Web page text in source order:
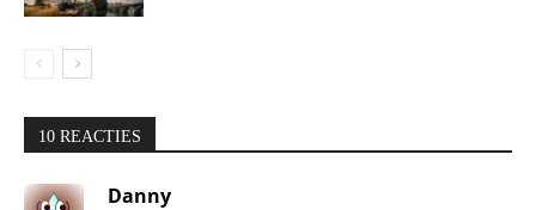
10 REACTIES
Danny